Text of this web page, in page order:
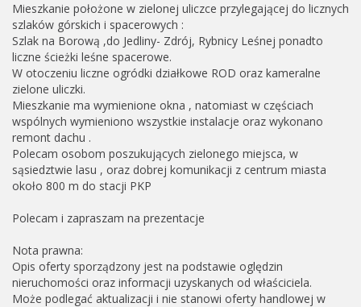
Mieszkanie położone w zielonej uliczce przylegającej do licznych
szlaków górskich i spacerowych :
Szlak na Borową ,do Jedliny- Zdrój, Rybnicy Leśnej ponadto
liczne ścieżki leśne spacerowe.
W otoczeniu liczne ogródki działkowe ROD oraz kameralne
zielone uliczki.
Mieszkanie ma wymienione okna , natomiast w częściach
wspólnych wymieniono wszystkie instalacje oraz wykonano
remont dachu .
Polecam osobom poszukujących zielonego miejsca, w
sąsiedztwie lasu , oraz dobrej komunikacji z centrum miasta
około 800 m do stacji PKP
Polecam i zapraszam na prezentacje
Nota prawna:
Opis oferty sporządzony jest na podstawie oględzin
nieruchomości oraz informacji uzyskanych od właściciela.
Może podlegać aktualizacji i nie stanowi oferty handlowej w